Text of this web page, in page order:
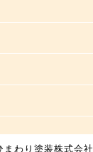
まわり塗装株式会社